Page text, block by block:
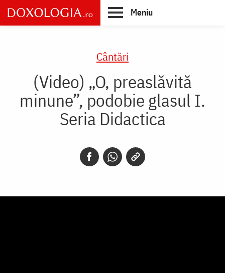
Skip
to
main
Meniu
Cântări
(Video) „O, preaslăvită
minune”, podobie glasul I.
Seria Didactica